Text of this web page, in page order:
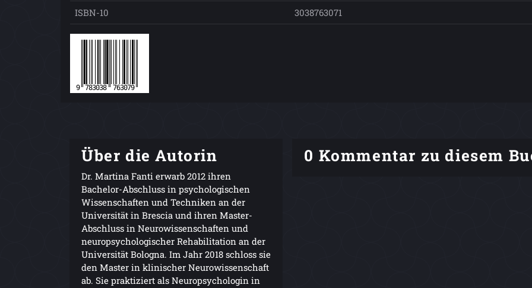
ISBN-10
3038763071
Über die Autorin
Dr. Martina Fanti erwarb 2012 ihren
Bachelor-Abschluss in psychologischen
Wissenschaften und Techniken an der
Universität in Brescia und ihren Master-
Abschluss in Neurowissenschaften und
neuropsychologischer Rehabilitation an der
Universität Bologna. Im Jahr 2018 schloss sie
den Master in klinischer Neurowissenschaft
ab. Sie praktiziert als Neuropsychologin in
0 Kommentar zu diesem